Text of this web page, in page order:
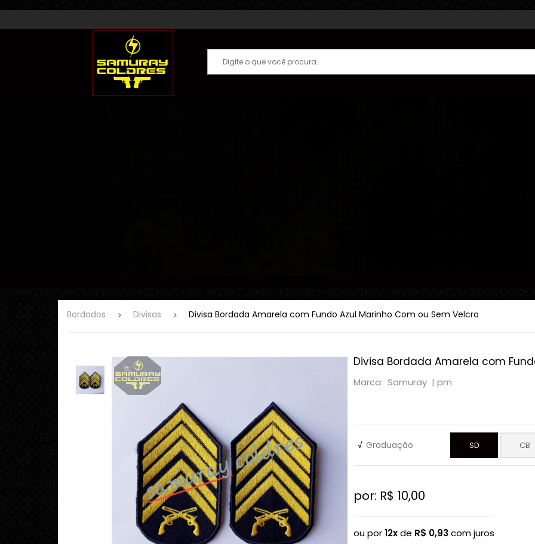
Bordados Divisas Divisa Bordada Amarela com Fundo Azul Marinho Com ou Sem Velcro
Divisa Bordada Amarela com
Marca: Samuray | pm
√ Graduação SD CB
por: R$ 10,00
ou por12xde R$ 0,93com juros